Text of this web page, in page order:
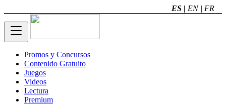
ES | EN | FR
Promos y Concursos
Contenido Gratuito
Juegos
Videos
Lectura
Premium